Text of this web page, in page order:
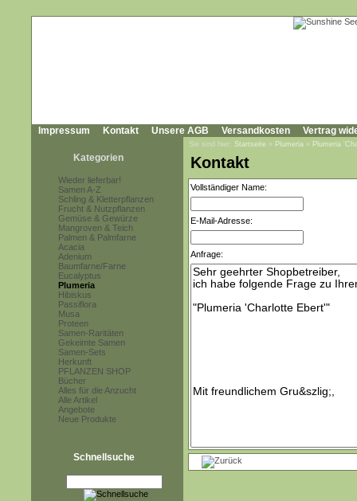
Impressum Kontakt Unsere AGB Versandkosten Vertrag
Kategorien
Wieder lieferbar!
Samen A-Z
Schling & Kletterpflanzen
Frucht & Nutzpflanzen
Gemüse & Gewürze
Mangroven & Teich
Palmen & Palmfarne
Acacia
Adenium
Baumfarne/Farne
Eucalyptus
Plumeria
Hibiskus
Passiflora
Musa
Proteen
Samen-Raritäten
Gekeimte Samen
Samen-Sets
Herkunft
PFLANZEN SHOP
Bücher
Alles für die Anzucht
Alle Artikel
Angebote
Neue Produkte
Schnellsuche
Sie sind hier: Startseite » Plumeria » Plumeria
Kontakt
Vollständiger Name:
E-Mail-Adresse:
Anfrage: